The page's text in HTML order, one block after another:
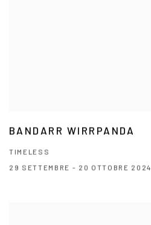
BANDARR WIRRPANDA
TIMELESS
29 SETTEMBRE - 20 OTTOBRE 2024